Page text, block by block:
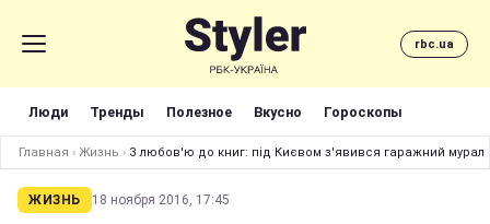
rbc.ua
Люди Тренды Полезное Вкусно Гороскопы
Главная › Жизнь › З любов'ю до книг: під Києвом з'явився гаражний мурал
ЖИЗНЬ 18 ноября 2016, 17:45